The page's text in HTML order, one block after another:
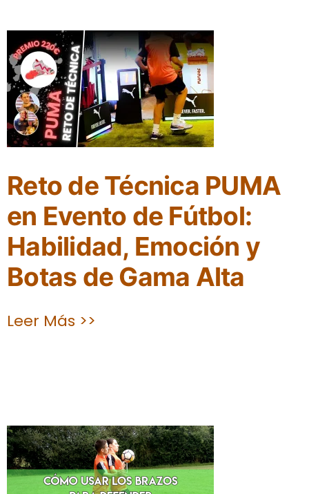
Reto de Técnica PUMA
en Evento de Fútbol:
Habilidad, Emoción y
Botas de Gama Alta
Leer Más >>